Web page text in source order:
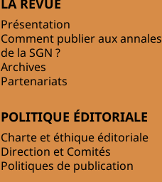
LA REVUE
Présentation
Comment publier aux annales
de la SGN ?
Archives
Partenariats
POLITIQUE ÉDITORIALE
Charte et éthique éditoriale
Direction et Comités
Politiques de publication